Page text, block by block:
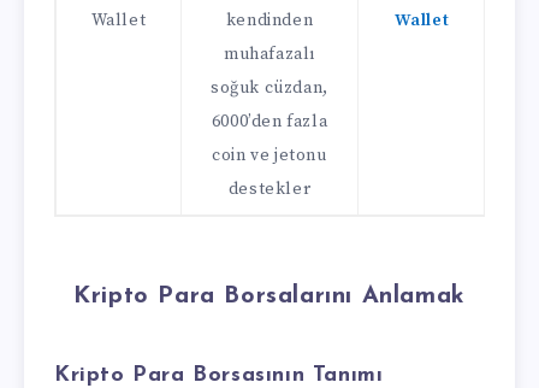
Wallet
kendinden
muhafazalı
soğuk cüzdan,
6000’den fazla
coin ve jetonu
destekler
Wallet
Kripto Para Borsalarını Anlamak
Kripto Para Borsasının Tanımı